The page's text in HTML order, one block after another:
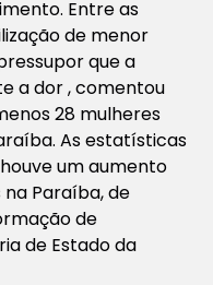
Entre as
de menor
que a
a dor , comentou
28 mulheres
As estatísticas
um aumento
na Paraíba, de
de
de Estado da